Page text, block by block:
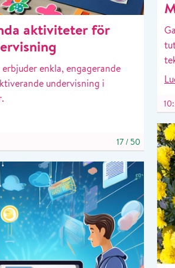
aktiviteter för
enkla, engagerande
undervisning i
17 / 50